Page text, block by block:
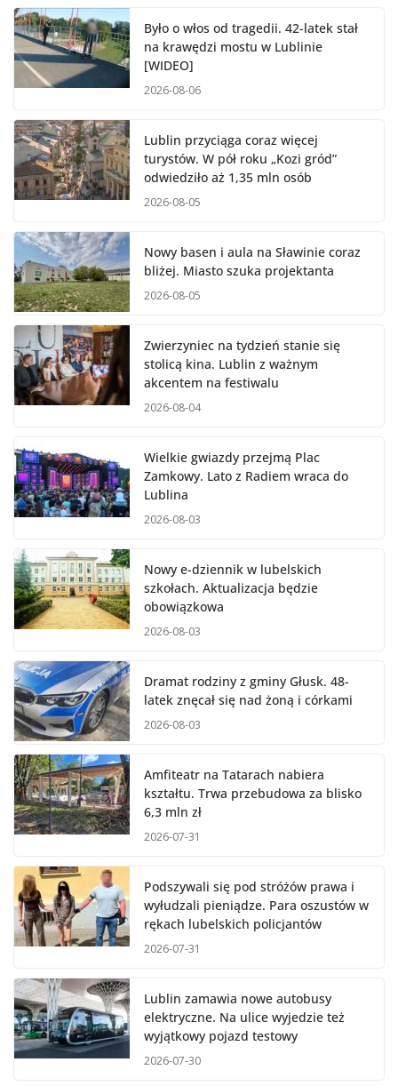
Było o włos od tragedii. 42-latek stał
na krawędzi mostu w Lublinie
[WIDEO]
2026-08-06
Lublin przyciąga coraz więcej
turystów. W pół roku „Kozi gród”
odwiedziło aż 1,35 mln osób
2026-08-05
Nowy basen i aula na Sławinie coraz
bliżej. Miasto szuka projektanta
2026-08-05
Zwierzyniec na tydzień stanie się
stolicą kina. Lublin z ważnym
akcentem na festiwalu
2026-08-04
Wielkie gwiazdy przejmą Plac
Zamkowy. Lato z Radiem wraca do
Lublina
2026-08-03
Nowy e-dziennik w lubelskich
szkołach. Aktualizacja będzie
obowiązkowa
2026-08-03
Dramat rodziny z gminy Głusk. 48-
latek znęcał się nad żoną i córkami
2026-08-03
Amfiteatr na Tatarach nabiera
kształtu. Trwa przebudowa za blisko
6,3 mln zł
2026-07-31
Podszywali się pod stróżów prawa i
wyłudzali pieniądze. Para oszustów w
rękach lubelskich policjantów
2026-07-31
Lublin zamawia nowe autobusy
elektryczne. Na ulice wyjedzie też
wyjątkowy pojazd testowy
2026-07-30